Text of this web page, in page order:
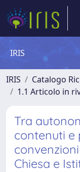
IRIS
IRIS Catalogo
1.1 Articolo in
Tra
contenuti e
Chiesa e